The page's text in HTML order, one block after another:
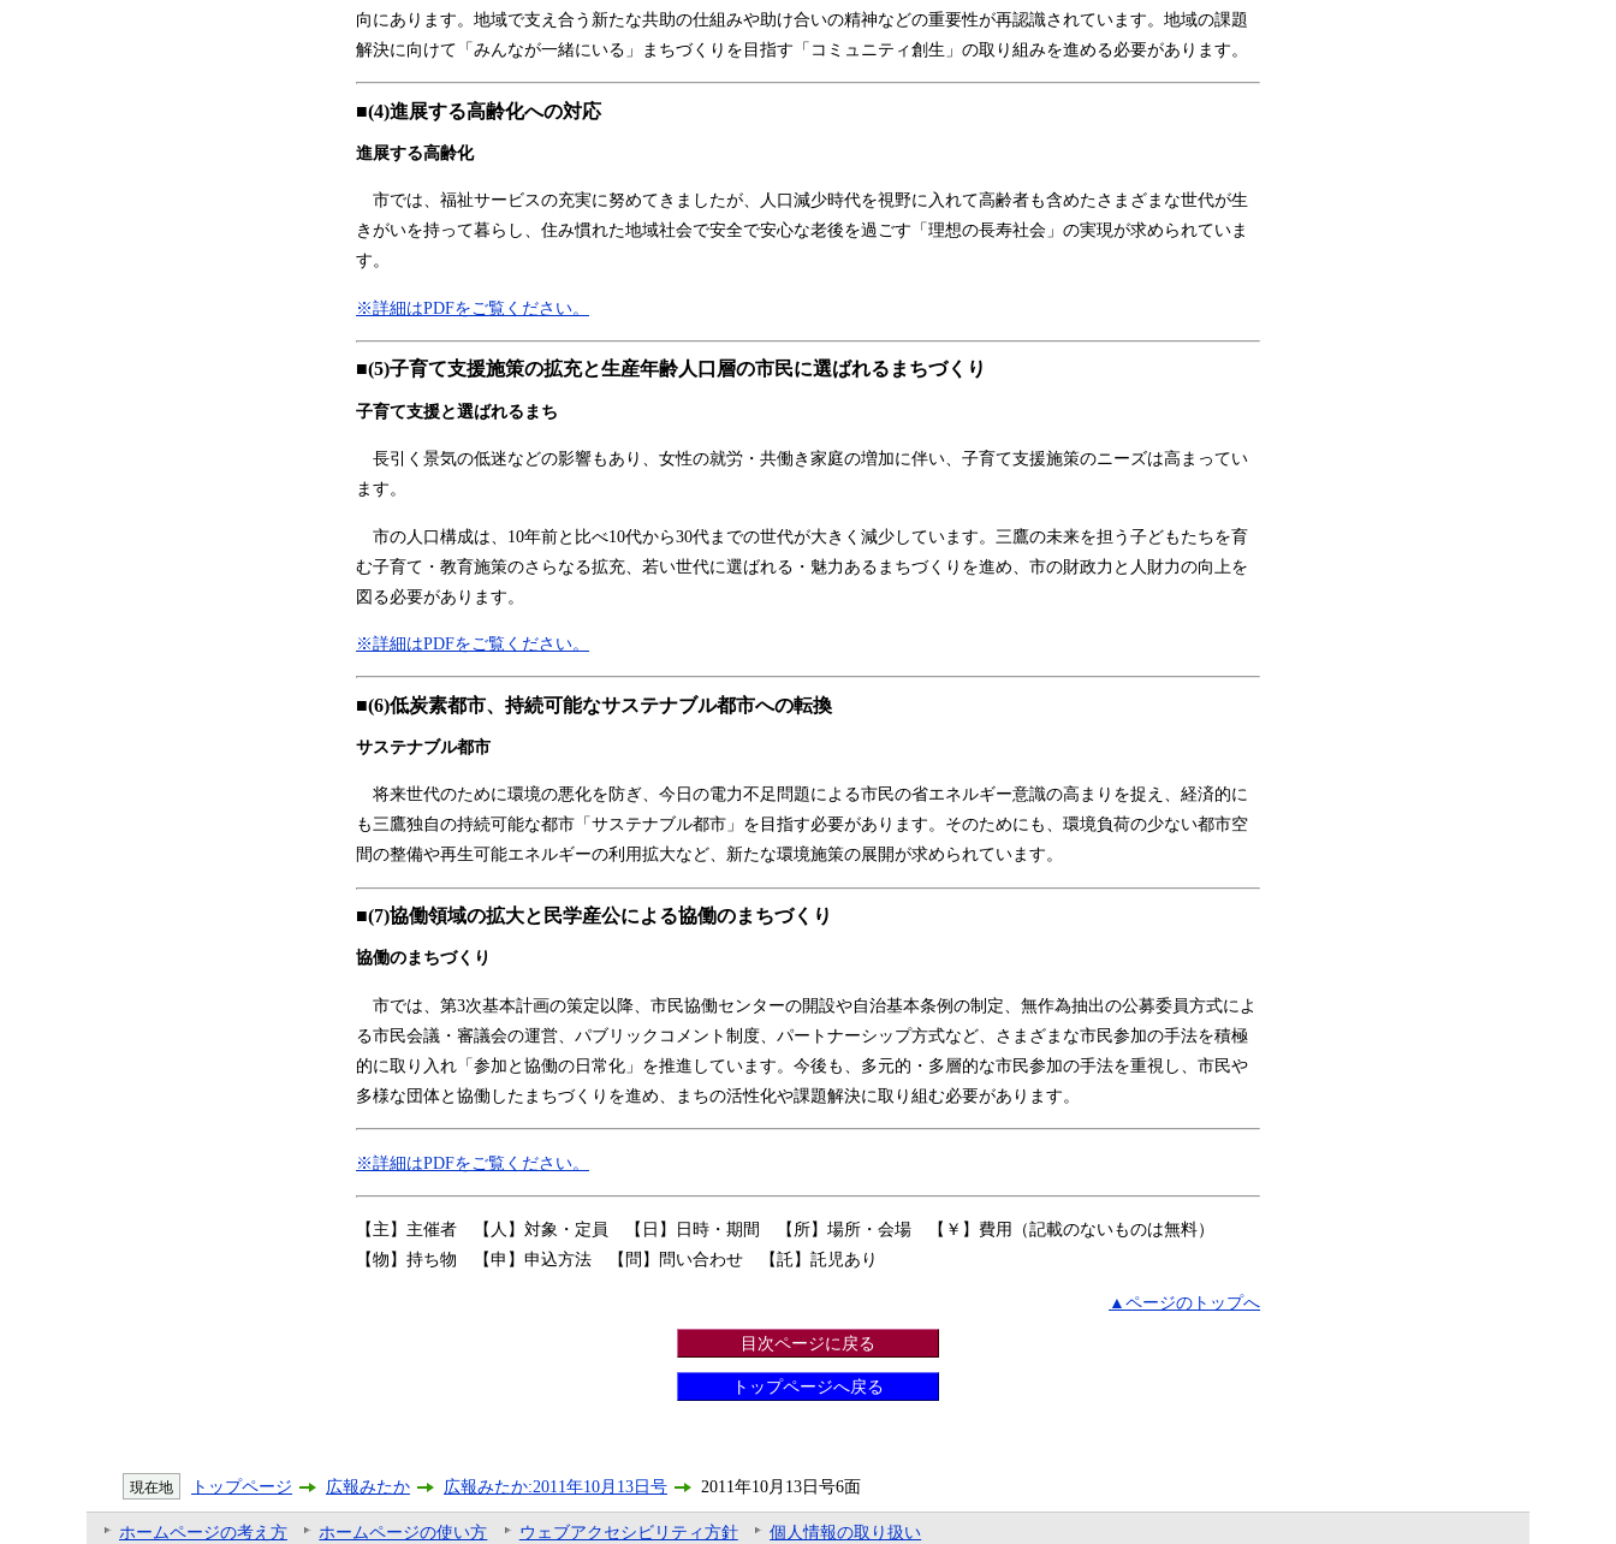
向にあります。地域で支え合う新たな共助の仕組みや助け合いの精神などの重要性が再認識されています。地域の課題
解決に向けて「みんなが一緒にいる」まちづくりを目指す「コミュニティ創生」の取り組みを進める必要があります。
■(4)進展する高齢化への対応
進展する高齢化
市では、福祉サービスの充実に努めてきましたが、人口減少時代を視野に入れて高齢者も含めたさまざまな世代が生
きがいを持って暮らし、住み慣れた地域社会で安全で安心な老後を過ごす「理想の長寿社会」の実現が求められていま
す。
※詳細はPDFをご覧ください。
■(5)子育て支援施策の拡充と生産年齢人口層の市民に選ばれるまちづくり
子育て支援と選ばれるまち
長引く景気の低迷などの影響もあり、女性の就労・共働き家庭の増加に伴い、子育て支援施策のニーズは高まってい
ます。
市の人口構成は、10年前と比べ10代から30代までの世代が大きく減少しています。三鷹の未来を担う子どもたちを育
む子育て・教育施策のさらなる拡充、若い世代に選ばれる・魅力あるまちづくりを進め、市の財政力と人財力の向上を
図る必要があります。
※詳細はPDFをご覧ください。
■(6)低炭素都市、持続可能なサステナブル都市への転換
サステナブル都市
将来世代のために環境の悪化を防ぎ、今日の電力不足問題による市民の省エネルギー意識の高まりを捉え、経済的に
も三鷹独自の持続可能な都市「サステナブル都市」を目指す必要があります。そのためにも、環境負荷の少ない都市空
間の整備や再生可能エネルギーの利用拡大など、新たな環境施策の展開が求められています。
■(7)協働領域の拡大と民学産公による協働のまちづくり
協働のまちづくり
市では、第3次基本計画の策定以降、市民協働センターの開設や自治基本条例の制定、無作為抽出の公募委員方式によ
る市民会議・審議会の運営、パブリックコメント制度、パートナーシップ方式など、さまざまな市民参加の手法を積極
的に取り入れ「参加と協働の日常化」を推進しています。今後も、多元的・多層的な市民参加の手法を重視し、市民や
多様な団体と協働したまちづくりを進め、まちの活性化や課題解決に取り組む必要があります。
※詳細はPDFをご覧ください。
【主】主催者 【人】対象・定員 【日】日時・期間 【所】場所・会場 【￥】費用（記載のないものは無料）
【物】持ち物 【申】申込方法 【問】問い合わせ 【託】託児あり
▲ページのトップへ
目次ページに戻る
トップページへ戻る
現在地 トップページ 広報みたか 広報みたか:2011年10月13日号 2011年10月13日号6面
ホームページの考え方 ホームページの使い方 ウェブアクセシビリティ方針 個人情報の取り扱い